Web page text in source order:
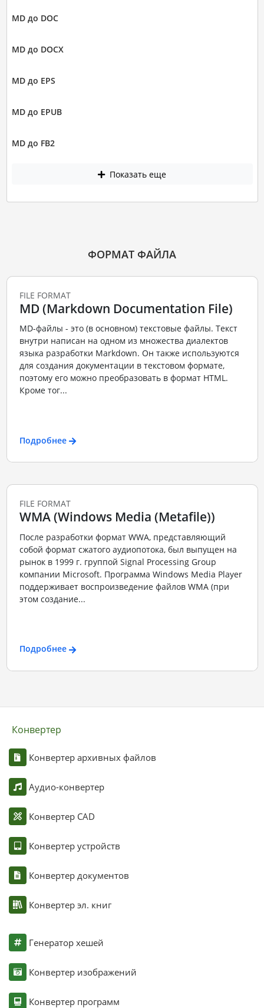
MD до DOC
MD до DOCX
MD до EPS
MD до EPUB
MD до FB2
Показать еще
ФОРМАТ ФАЙЛА
FILE FORMAT
MD (Markdown Documentation File)
MD-файлы - это (в основном) текстовые файлы. Текст
внутри написан на одном из множества диалектов
языка разработки Markdown. Он также используются
для создания документации в текстовом формате,
поэтому его можно преобразовать в формат HTML.
Кроме тог...
Подробнее
FILE FORMAT
WMA (Windows Media (Metafile))
После разработки формат WWA, представляющий
собой формат сжатого аудиопотока, был выпущен на
рынок в 1999 г. группой Signal Processing Group
компании Microsoft. Программа Windows Media Player
поддерживает воспроизведение файлов WMA (при
этом создание...
Подробнее
Конвертер
Конвертер архивных файлов
Аудио-конвертер
Конвертер CAD
Конвертер устройств
Конвертер документов
Конвертер эл. книг
Генератор хешей
Конвертер изображений
Конвертер программ